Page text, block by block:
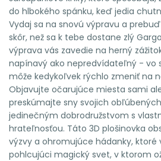
do hlbokého spánku, keď jedia
Vydaj sa na snovú výpravu a
skôr, než sa k tebe dostane zlý
výprava vás zavedie na herný
napínavý ako nepredvídateľný - vo
môže kedykoľvek rýchlo zmeniť na
Objavujte očarujúce miesta sami
preskúmajte sny svojich
jedinečným dobrodružstvom s
hrateľnosťou. Táto 3D plošinovka
výzvy a ohromujúce hádanky, ktoré
pohlcujúci magický svet, v ktorom